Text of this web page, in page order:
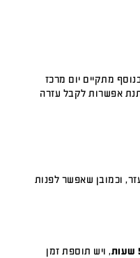
מתקיים יום מרכז
אפשרות לקבל עזרה
וכמובן שאפשר לפנות
, ויש תוספת זמן